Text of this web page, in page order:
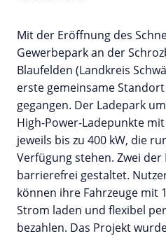
Mit der Eröffnung des
Gewerbepark an der
Blaufelden (Landkreis
erste gemeinsame
gegangen. Der Ladepark
High-Power-Ladepunkte
jeweils bis zu 400 kW, die
Verfügung stehen. Zwei
barrierefrei gestaltet.
können ihre Fahrzeuge mit
Strom laden und flexibel
bezahlen. Das Projekt